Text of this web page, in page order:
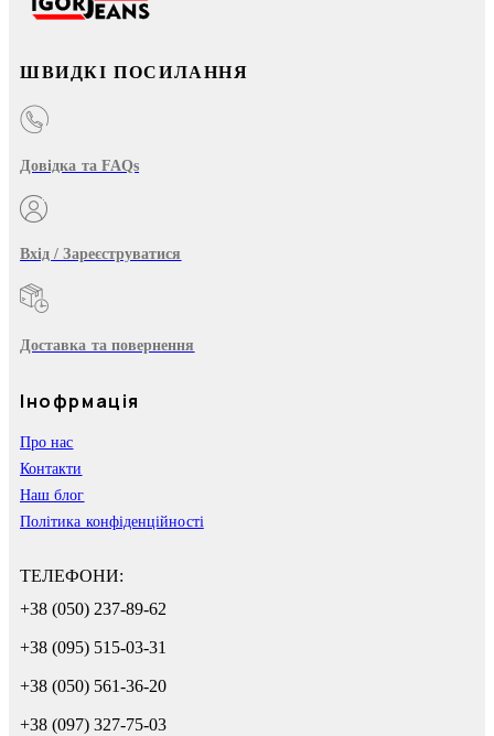
ШВИДКІ ПОСИЛАННЯ
Довідка та FAQs
Вхід / Зареєструватися
Доставка та повернення
Інофрмація
Про нас
Контакти
Наш блог
Політика конфіденційності
ТЕЛЕФОНИ:
+38 (050) 237-89-62
+38 (095) 515-03-31
+38 (050) 561-36-20
+38 (097) 327-75-03